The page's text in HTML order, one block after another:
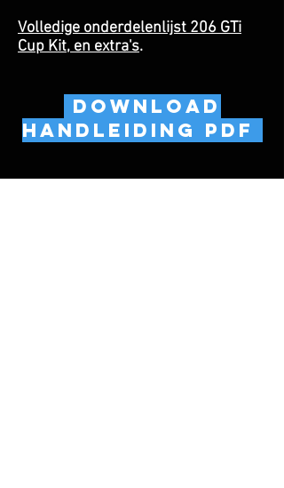
Volledige onderdelenlijst 206 GTi
Cup Kit, en extra's.
Download
HANDLEIDING PDF